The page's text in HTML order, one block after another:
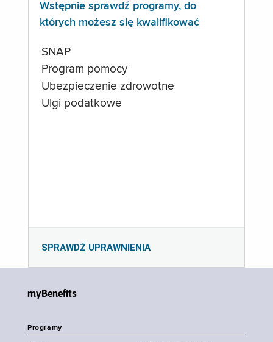
Wstępnie sprawdź programy, do
których możesz się kwalifikować
SNAP
Program pomocy
Ubezpieczenie zdrowotne
Ulgi podatkowe
SPRAWDŹ UPRAWNIENIA
myBenefits
Programy